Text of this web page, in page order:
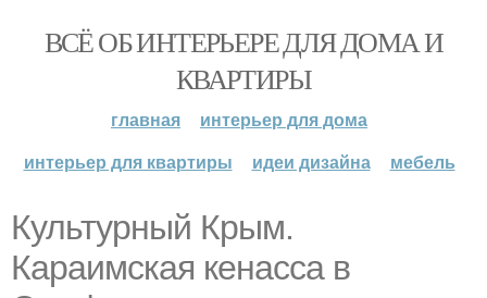
ВСЁ ОБ ИНТЕРЬЕРЕ ДЛЯ ДОМА И
КВАРТИРЫ
главная
интерьер для дома
интерьер для квартиры
идеи дизайна мебель
Культурный Крым.
Караимская кенасса в